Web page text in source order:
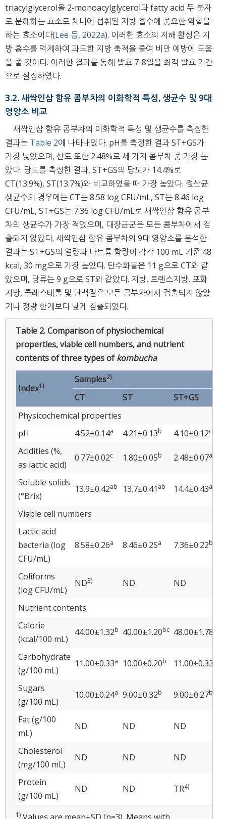
triacylglycerol을 2-monoacylglycerol과 fatty acid 두 분자
로 분해하는 효소로 체내에 섭취된 지방 흡수에 중요한 역할을
하는 효소이다(Lee 등, 2022a). 이러한 효소의 저해 활성은 지
방 흡수를 억제하여 과도한 지방 축적을 줄여 비만 예방에 도움
을 줄 것이다. 이러한 결과를 통해 발효 7-8일을 최적 발효 기간
으로 설정하였다.
3.2. 새싹인삼 함유 콤부차의 이화학적 특성, 생균수 및 9대
영양소 비교
새싹인삼 함유 콤부차의 이화학적 특성 및 생균수를 측정한
결과는 Table 2에 나타내었다. pH를 측정한 결과 ST+GS가
가장 낮았으며, 산도 또한 2.48%로 세 가지 콤부차 중 가장 높
았다. 당도를 측정한 결과, ST+GS의 당도가 14.4%로
CT(13.9%), ST(13.7%)와 비교하였을 때 가장 높았다. 젖산균
생균수의 경우에는 CT는 8.58 log CFU/mL, ST는 8.46 log
CFU/mL, ST+GS는 7.36 log CFU/mL로 새싹인삼 함유 콤부
차의 생균수가 가장 적었으며, 대장균군은 모든 콤부차에서 검
출되지 않았다. 새싹인삼 함유 콤부차의 9대 영양소를 분석한
결과는 ST+GS의 열량과 나트륨 함량이 각각 100 mL 기준 48
kcal, 30 mg으로 가장 높았다. 탄수화물은 11 g으로 CT와 같
았으며, 당류는 9 g으로 ST와 같았다. 지방, 트랜스지방, 포화
지방, 콜레스테롤 및 단백질은 모든 콤부차에서 검출되지 않았
거나 정량 한계보다 낮게 검출되었다.
Table 2.Comparison of physiochemical
properties, viable cell numbers, and nutrient
contents of three types ofkombucha
Index1)
Samples2)
CT ST
ST+GS
Physicochemical properties
pH
4.52±0.14a 4.21±0.13b 4.10±0.12c
Acidities (%,
as lactic acid)
0.77±0.02c 1.80±0.05b 2.48±0.07a
Soluble solids
(°Brix)
13.9±0.42ab 13.7±0.41 ab 14.4±0.43a
Viable cell numbers
Lactic acid
bacteria (log
CFU/mL)
8.58±0.26a 8.46±0.25a 7.36±0.22b
Coliforms
(log CFU/mL)
ND3) ND ND
Nutrient contents
Calorie
(kcal/100 mL)
44.00±1.32b 40.00±1.20bc 48.00±1.78
Carbohydrate
(g/100 mL)
11.00±0.33a 10.00±0.20b 11.00±0.33
Sugars
(g/100 mL)
10.00±0.24a 9.00±0.32b 9.00±0.27b
Fat (g/100
mL)
ND ND ND
Cholesterol
(mg/100 mL)
ND ND ND
Protein
(g/100 mL)
ND ND TR4)
1)